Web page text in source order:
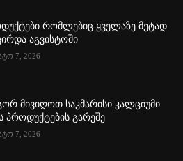
რომლებიც ყველაზე მეტად
აგვისტოში
7, 2026
მივიღოთ საკმარისი კალციუმი
პროდუქტების გარეშე
7, 2026